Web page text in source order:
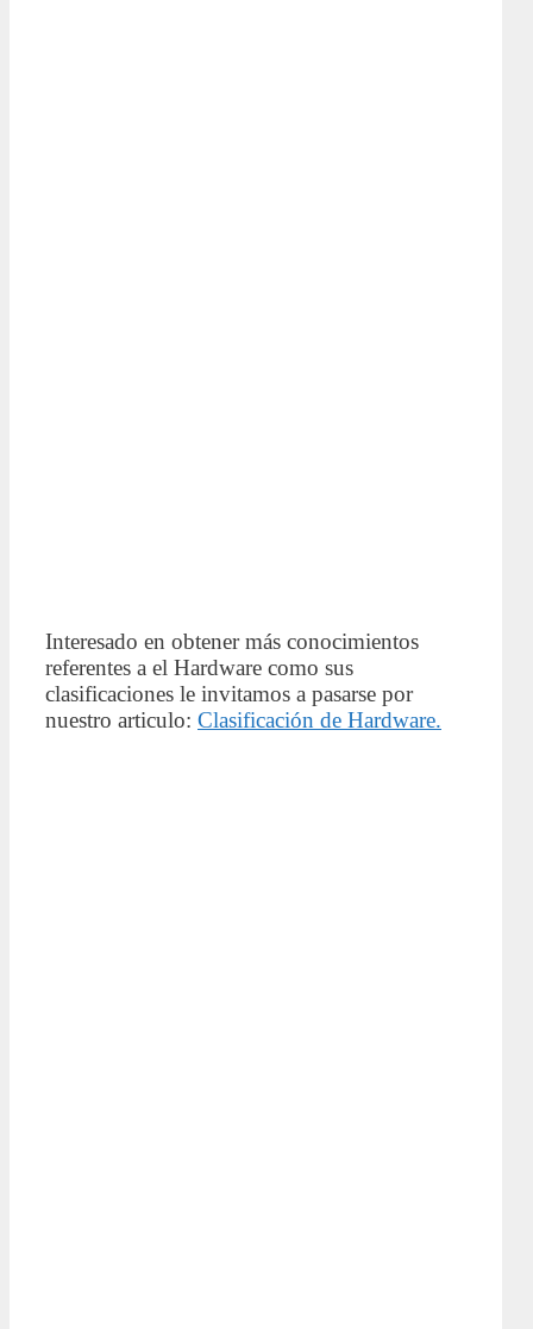
Interesado en obtener más conocimientos
referentes a el Hardware como sus
clasificaciones le invitamos a pasarse por
nuestro articulo: Clasificación de Hardware.